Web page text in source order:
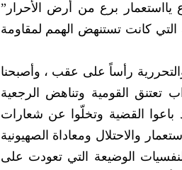
برع من أرض الأحرار”
التي كانت تستنهض الهمم لمقاومة
رأساً على عقب ، وأصبحنا
القومية وتناهض الرجعية
القضية وتخلّوا عن شعارات
والاحتلال ومعاداة الصهيونية
الوضيعة التي تعودت على